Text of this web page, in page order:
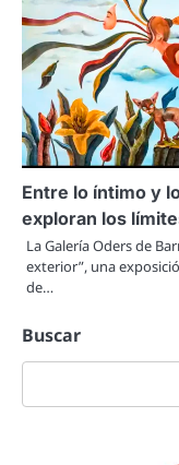
Entre lo íntimo y
exploran los
La Galería Oders de
exterior”, una
de…
Buscar